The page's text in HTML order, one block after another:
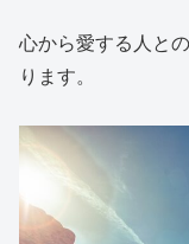
心から愛する人と
ります。